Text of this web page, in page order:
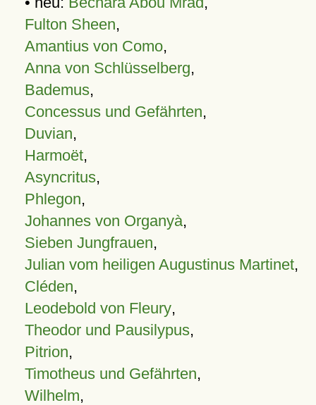
Fulton Sheen,
Amantius von Como,
Anna von Schlüsselberg,
Bademus,
Concessus und Gefährten,
Duvian,
Harmoët,
Asyncritus,
Phlegon,
Johannes von Organyà,
Sieben Jungfrauen,
Julian vom heiligen Augustinus Martinet,
Cléden,
Leodebold von Fleury,
Theodor und Pausilypus,
Pitrion,
Timotheus und Gefährten,
Wilhelm,